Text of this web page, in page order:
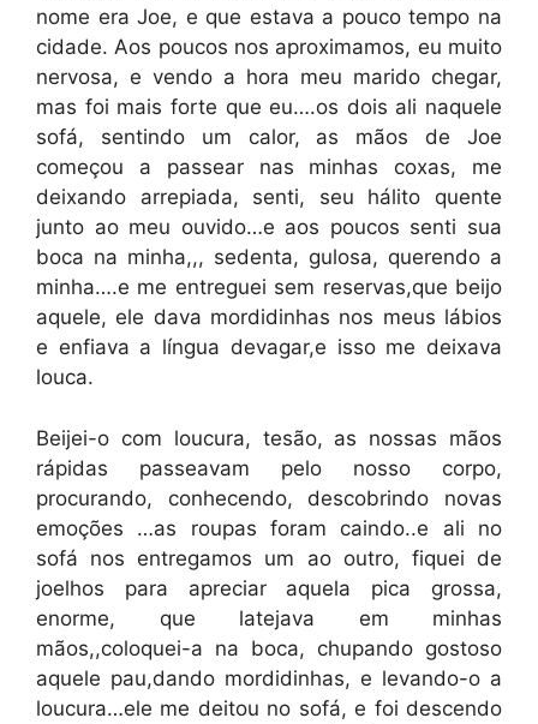
nome era Joe, e que estava a pouco tempo na
cidade. Aos poucos nos aproximamos, eu muito
nervosa, e vendo a hora meu marido chegar,
mas foi mais forte que eu….os dois ali naquele
sofá, sentindo um calor, as mãos de Joe
começou a passear nas minhas coxas, me
deixando arrepiada, senti, seu hálito quente
junto ao meu ouvido…e aos poucos senti sua
boca na minha,,, sedenta, gulosa, querendo a
minha….e me entreguei sem reservas,que beijo
aquele, ele dava mordidinhas nos meus lábios
e enfiava a língua devagar,e isso me deixava
louca.
Beijei-o com loucura, tesão, as nossas mãos
rápidas passeavam pelo nosso corpo,
procurando, conhecendo, descobrindo novas
emoções …as roupas foram caindo..e ali no
sofá nos entregamos um ao outro, fiquei de
joelhos para apreciar aquela pica grossa,
enorme, que latejava em minhas
mãos,,coloquei-a na boca, chupando gostoso
aquele pau,dando mordidinhas, e levando-o a
loucura…ele me deitou no sofá, e foi descendo